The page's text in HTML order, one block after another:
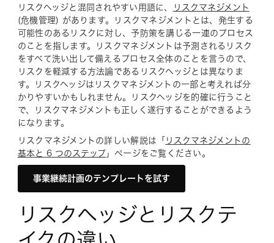
リスクヘッジと混同されやすい用語に、
リスクマネジメント
(危機管理) があります。リスクマネジメントとは、発生する
可能性のあるリスクに対し、予防策を講じる一連のプロセス
のことを指します。リスクマネジメントは予測されるリスク
をすべて洗い出して備えるプロセス全体のことを言うので、
リスクを軽減する方法論であるリスクヘッジとは異なりま
す。リスクヘッジはリスクマネジメントの一部と考えれば分
かりやすいかもしれません。リスクヘッジを的確に行うこと
で、リスクマネジメントも正しく遂行することができるよう
になります。
リスクマネジメントの詳しい解説は「 リスクマネジメントの
基本と 6 つのステップ」ページをご覧ください。
事業継続計画のテンプレートを試す
リスクヘッジとリスクテ